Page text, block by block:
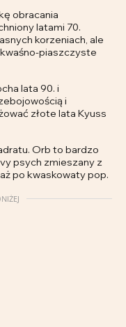
obracania
latami 70.
korzeniach, ale
kwaśno-piaszczyste
lata 90. i
i
złote lata Kyuss
Orb to bardzo
psych zmieszany z
po kwaskowaty pop.